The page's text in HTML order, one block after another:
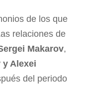
de los que
relaciones de
Makarov,
Alexei
del periodo